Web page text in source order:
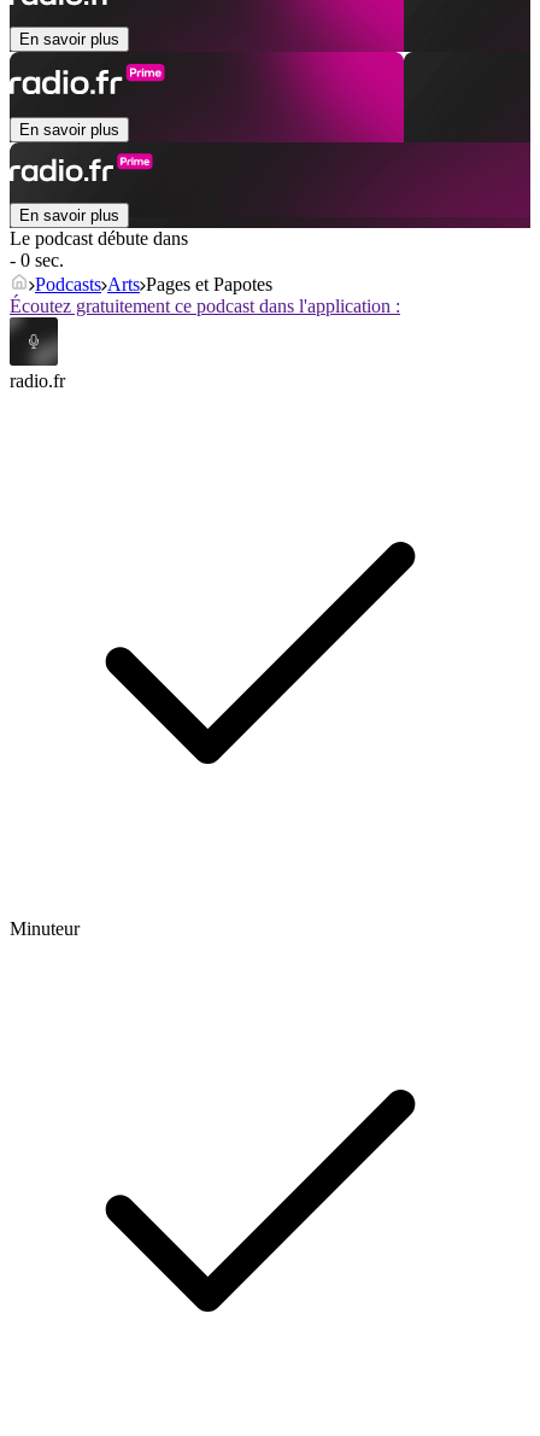
En savoir plus
En savoir plus
En savoir plus
Le podcast débute dans
- 0 sec.
Podcasts Arts Pages et Papotes
Écoutez gratuitement ce podcast dans l'application :
radio.fr
Minuteur